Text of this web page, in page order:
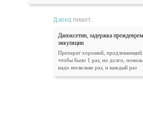
Давид пишет:
Дапоксетин, задержка
эякуляции
Препарат хороший, продлевающий.
чтобы было 1 раз, но долго,
надо несколько раз, и каждый раз